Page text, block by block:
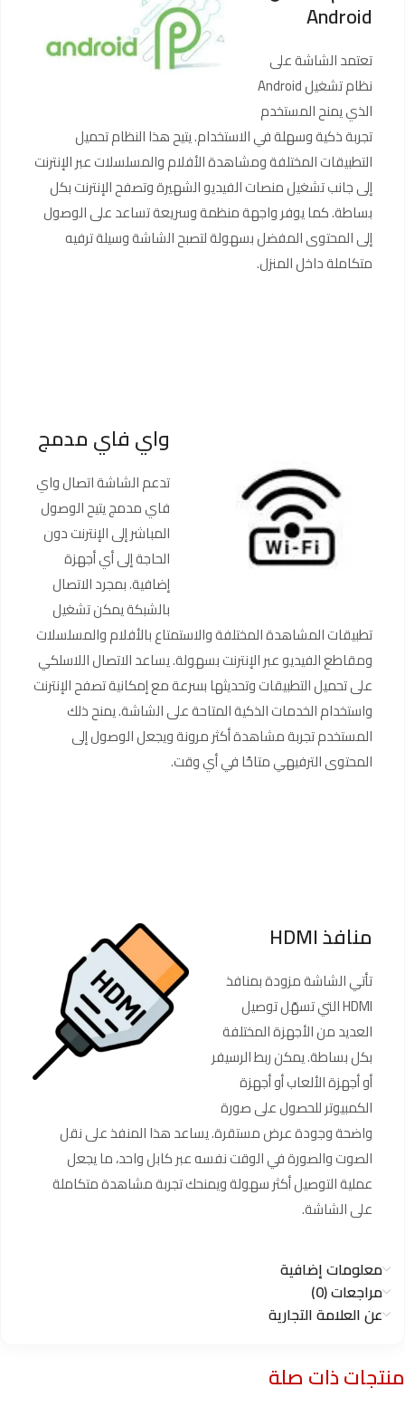
Android
تعتمد الشاشة على
نظام تشغيل Android
الذي يمنح المستخدم
تجربة ذكية وسهلة في الاستخدام. يتيح هذا النظام تحميل
التطبيقات المختلفة ومشاهدة الأفلام والمسلسلات عبر الإنترنت
إلى جانب تشغيل منصات الفيديو الشهيرة وتصفح الإنترنت بكل
بساطة. كما يوفر واجهة منظمة وسريعة تساعد على الوصول
إلى المحتوى المفضل بسهولة لتصبح الشاشة وسيلة ترفيه
متكاملة داخل المنزل.
واي فاي مدمج
تدعم الشاشة اتصال واي
فاي مدمج يتيح الوصول
المباشر إلى الإنترنت دون
الحاجة إلى أي أجهزة
إضافية. بمجرد الاتصال
بالشبكة يمكن تشغيل
تطبيقات المشاهدة المختلفة والاستمتاع بالأفلام والمسلسلات
ومقاطع الفيديو عبر الإنترنت بسهولة. يساعد الاتصال اللاسلكي
على تحميل التطبيقات وتحديثها بسرعة مع إمكانية تصفح الإنترنت
واستخدام الخدمات الذكية المتاحة على الشاشة. يمنح ذلك
المستخدم تجربة مشاهدة أكثر مرونة ويجعل الوصول إلى
المحتوى الترفيهي متاحًا في أي وقت.
منافذ HDMI
تأتي الشاشة مزودة بمنافذ
HDMI التي تسهّل توصيل
العديد من الأجهزة المختلفة
بكل بساطة. يمكن ربط الرسيفر
أو أجهزة الألعاب أو أجهزة
الكمبيوتر للحصول على صورة
واضحة وجودة عرض مستقرة. يساعد هذا المنفذ على نقل
الصوت والصورة في الوقت نفسه عبر كابل واحد، ما يجعل
عملية التوصيل أكثر سهولة ويمنحك تجربة مشاهدة متكاملة
على الشاشة.
معلومات إضافية
مراجعات (0)
عن العلامة التجارية
منتجات ذات صلة